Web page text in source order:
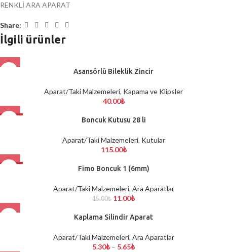
RENKLİ ARA APARAT
Share:
İlgili ürünler
Asansörlü Bileklik Zincir
Aparat/Taki Malzemeleri, Kapama ve Klipsler
40.00₺
Boncuk Kutusu 28 li
Aparat/Taki Malzemeleri, Kutular
115.00₺
Fimo Boncuk 1 (6mm)
Aparat/Taki Malzemeleri, Ara Aparatlar
15.00₺ 11.00₺
Kaplama Silindir Aparat
Aparat/Taki Malzemeleri, Ara Aparatlar
5.30₺ – 5.65₺